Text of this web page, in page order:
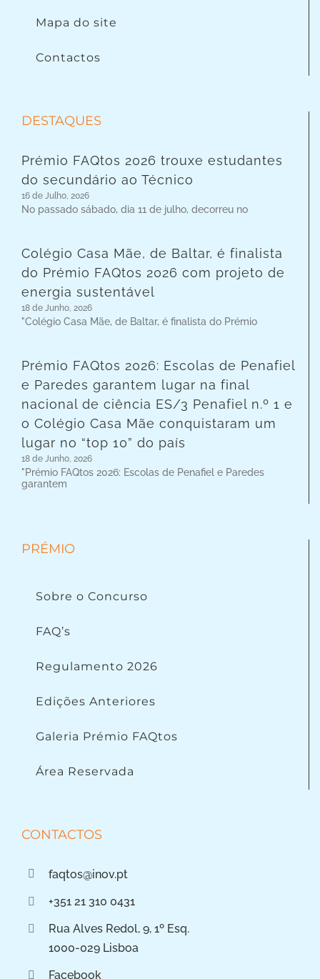
Mapa do site
Contactos
DESTAQUES
Prémio FAQtos 2026 trouxe estudantes
do secundário ao Técnico
16 de Julho, 2026
No passado sábado, dia 11 de julho, decorreu no
Colégio Casa Mãe, de Baltar, é finalista
do Prémio FAQtos 2026 com projeto de
energia sustentável
18 de Junho, 2026
"Colégio Casa Mãe, de Baltar, é finalista do Prémio
Prémio FAQtos 2026: Escolas de Penafiel
e Paredes garantem lugar na final
nacional de ciência ES/3 Penafiel n.º 1 e
o Colégio Casa Mãe conquistaram um
lugar no “top 10” do país
18 de Junho, 2026
"Prémio FAQtos 2026: Escolas de Penafiel e Paredes
garantem
PRÉMIO
Sobre o Concurso
FAQ’s
Regulamento 2026
Edições Anteriores
Galeria Prémio FAQtos
Área Reservada
CONTACTOS
faqtos@inov.pt
+351 21 310 0431
Rua Alves Redol, 9, 1º Esq.
1000-029 Lisboa
Facebook